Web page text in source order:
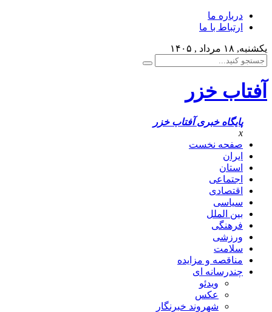
درباره ما
ارتباط با ما
یکشنبه, ۱۸ مرداد , ۱۴۰۵
آفتاب خزر
پایگاه خبری آفتاب خزر
x
صفحه نخست
ایران
استان
اجتماعی
اقتصادی
سیاسی
بین الملل
فرهنگی
ورزشی
سلامت
مناقصه و مزایده
چندرسانه ای
ویدئو
عکس
شهروند خبرنگار